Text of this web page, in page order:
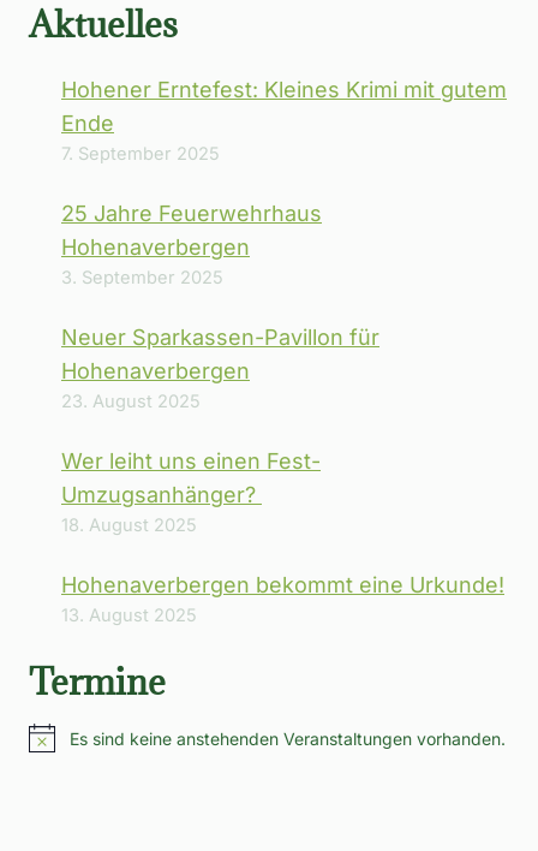
Aktuelles
Hohener Erntefest: Kleines Krimi mit gutem
Ende
7. September 2025
25 Jahre Feuerwehrhaus
Hohenaverbergen
3. September 2025
Neuer Sparkassen-Pavillon für
Hohenaverbergen
23. August 2025
Wer leiht uns einen Fest-
Umzugsanhänger?
18. August 2025
Hohenaverbergen bekommt eine Urkunde!
13. August 2025
Termine
HinweisEs sind keine anstehenden Veranstaltungen vorhanden.